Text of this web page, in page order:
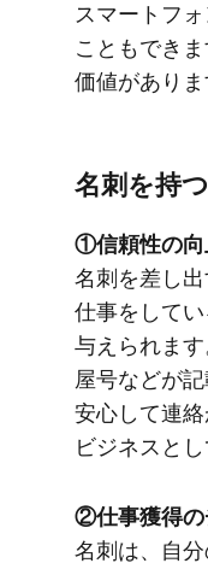
スマートフ
ことも​でき
価値が​ありま
名刺を​持
①​信頼性の​向
名刺を​差し
仕事を​して
与えられます
屋号などが​
安心して​連絡
ビジネスと​
②仕事獲得の​
名刺は、​自